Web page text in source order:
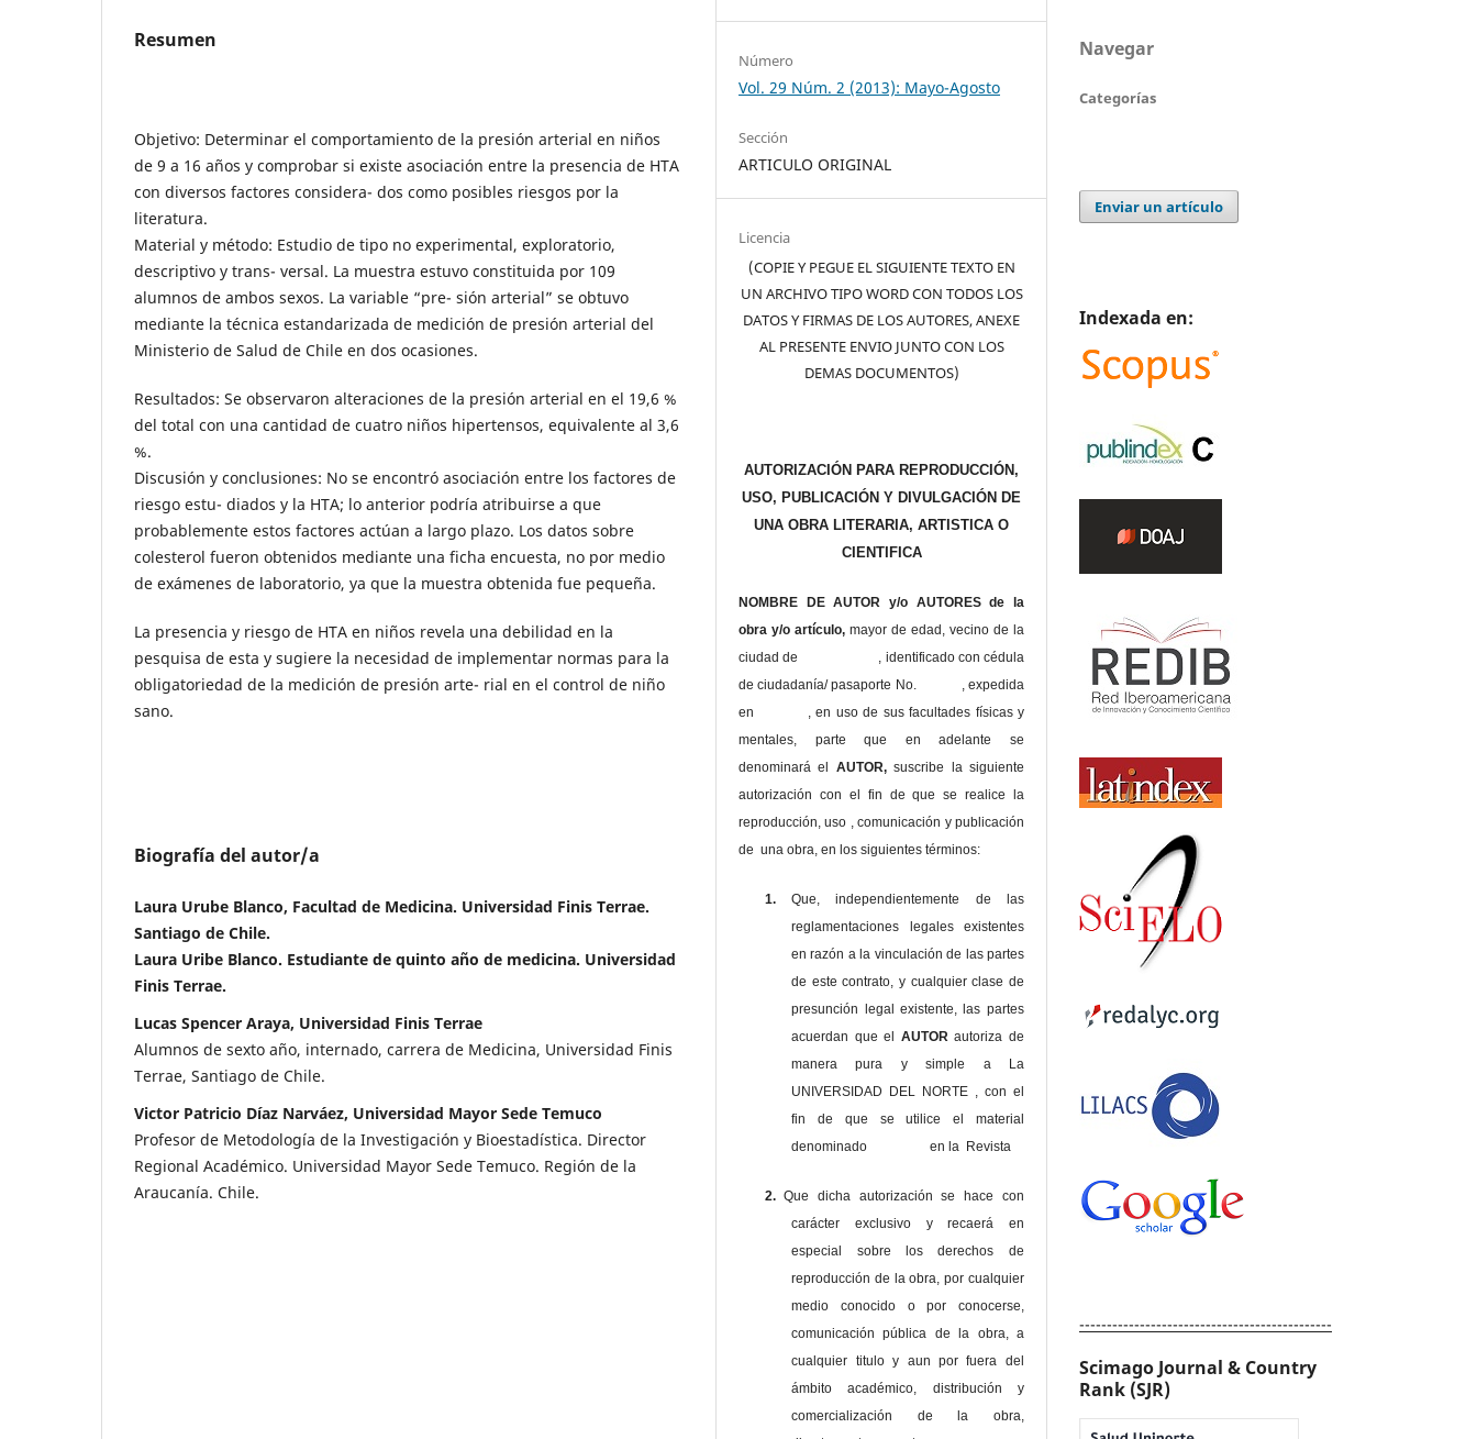
Resumen
Objetivo: Determinar el comportamiento de la presión arterial en niños
de 9 a 16 años y comprobar si existe asociación entre la presencia de HTA
con diversos factores considera- dos como posibles riesgos por la
literatura.
Material y método: Estudio de tipo no experimental, exploratorio,
descriptivo y trans- versal. La muestra estuvo constituida por 109
alumnos de ambos sexos. La variable “pre- sión arterial” se obtuvo
mediante la técnica estandarizada de medición de presión arterial del
Ministerio de Salud de Chile en dos ocasiones.
Resultados: Se observaron alteraciones de la presión arterial en el 19,6 %
del total con una cantidad de cuatro niños hipertensos, equivalente al 3,6
%.
Discusión y conclusiones: No se encontró asociación entre los factores de
riesgo estu- diados y la HTA; lo anterior podría atribuirse a que
probablemente estos factores actúan a largo plazo. Los datos sobre
colesterol fueron obtenidos mediante una ficha encuesta, no por medio
de exámenes de laboratorio, ya que la muestra obtenida fue pequeña.
La presencia y riesgo de HTA en niños revela una debilidad en la
pesquisa de esta y sugiere la necesidad de implementar normas para la
obligatoriedad de la medición de presión arte- rial en el control de niño
sano.
Biografía del autor/a
Laura Urube Blanco, Facultad de Medicina. Universidad Finis Terrae.
Santiago de Chile.
Laura Uribe Blanco. Estudiante de quinto año de medicina. Universidad
Finis Terrae.
Lucas Spencer Araya, Universidad Finis Terrae
Alumnos de sexto año, internado, carrera de Medicina, Universidad Finis
Terrae, Santiago de Chile.
Victor Patricio Díaz Narváez, Universidad Mayor Sede Temuco
Profesor de Metodología de la Investigación y Bioestadística. Director
Regional Académico. Universidad Mayor Sede Temuco. Región de la
Araucanía. Chile.
Número
Vol. 29 Núm. 2 (2013): Mayo-Agosto
Sección
ARTICULO ORIGINAL
Licencia
(COPIE Y PEGUE EL SIGUIENTE TEXTO EN
UN ARCHIVO TIPO WORD CON TODOS LOS
DATOS Y FIRMAS DE LOS AUTORES, ANEXE
AL PRESENTE ENVIO JUNTO CON LOS
DEMAS DOCUMENTOS)
AUTORIZACIÓN PARA REPRODUCCIÓN,
USO, PUBLICACIÓN Y DIVULGACIÓN DE
UNA OBRA LITERARIA, ARTISTICA O
CIENTIFICA
NOMBRE DE AUTOR y/o AUTORES de la
obra y/o artículo,mayor de edad, vecino de la
ciudad de , identificado con cédula
de ciudadanía/ pasaporte No. , expedida
en , en uso de sus facultades físicas y
mentales, parte que en adelante se
denominará el
AUTOR,suscribe la siguiente
autorización con el fin de que se realice la
reproducción, uso , comunicación y publicación
de una obra, en los siguientes términos:
1.
Que, independientemente de las
reglamentaciones legales existentes
en razón a la vinculación de las partes
de este contrato, y cualquier clase de
presunción legal existente, las partes
acuerdan que el AUTORautoriza de
manera pura y simple a La
UNIVERSIDAD DEL NORTE , con el
fin de que se utilice el material
denominado en la Revista
2. Que dicha autorización se hace con
carácter exclusivo y recaerá en
especial sobre los derechos de
reproducción de la obra, por cualquier
medio conocido o por conocerse,
comunicación pública de la obra, a
cualquier titulo y aun por fuera del
ámbito académico, distribución y
comercialización de la obra,
Navegar
Categorías
Enviar un artículo
Indexada en:
----------------------------------------------
Scimago Journal & Country
Rank (SJR)